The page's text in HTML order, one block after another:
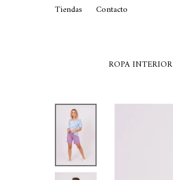
ROPA INTERIOR
Tiendas Contacto